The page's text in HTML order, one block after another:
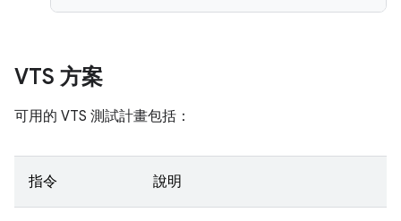
VTS 方案
可用的 VTS 測試計畫包括：
指令 說明